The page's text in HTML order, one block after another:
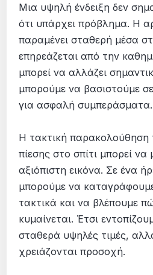
Μια υψηλή ένδειξη δεν
ότι υπάρχει πρόβλημα. Η
παραμένει σταθερή μέσα
επηρεάζεται από την
μπορεί να αλλάζει
μπορούμε να βασιστούμε
για ασφαλή συμπεράσματα.
Η τακτική παρακολούθηση
πίεσης στο σπίτι μπορεί να
αξιόπιστη εικόνα. Σε ένα
μπορούμε να
τακτικά και να βλέπουμε
κυμαίνεται. Έτσι
σταθερά υψηλές τιμές,
χρειάζονται προσοχή.